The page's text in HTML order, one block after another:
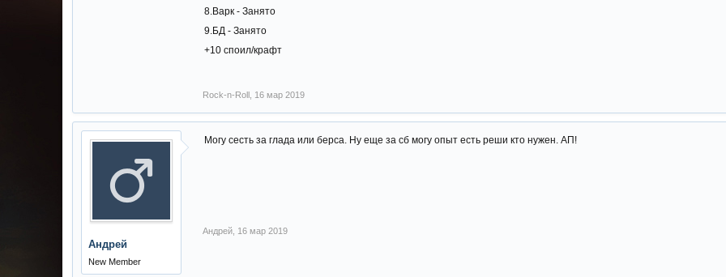
8.Варк - Занято
9.БД - Занято
+10 споил/крафт
Rock-n-Roll 16 мар 2019
Андрей
New Member
Могу сесть за глада или берса. Ну еще за сб могу опыт есть реши кто нужен. АП!
Андрей 16 мар 2019